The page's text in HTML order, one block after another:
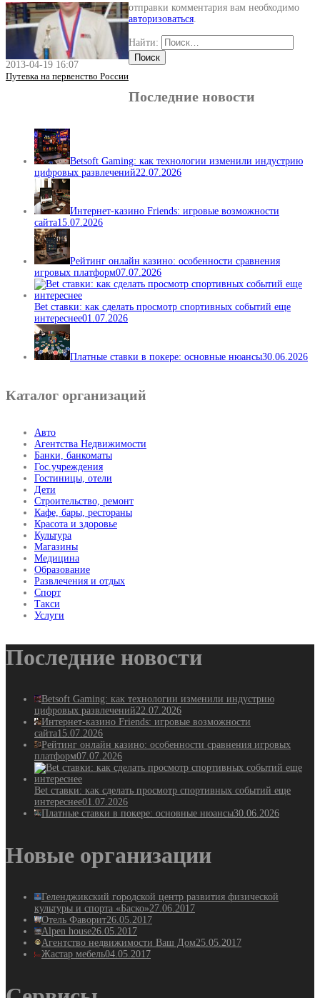
2013-04-19 16:07
Путевка на первенство России
отправки комментария вам необходимо
авторизоваться
Найти:
Последние новости
Betsoft Gaming: как технологии изменили индустрию
цифровых развлечений22.07.2026
Интернет-казино Friends: игровые возможности
сайта15.07.2026
Рейтинг онлайн казино: особенности сравнения
игровых платформ07.07.2026
Bet ставки: как сделать просмотр спортивных событий еще
интереснее01.07.2026
Платные ставки в покере: основные нюансы30.06.2026
Каталог организаций
Авто
Агентства Недвижимости
Банки, банкоматы
Гос.учреждения
Гостиницы, отели
Дети
Строительство, ремонт
Кафе, бары, рестораны
Красота и здоровье
Культура
Магазины
Медицина
Образование
Развлечения и отдых
Спорт
Такси
Услуги
Последние новости
Betsoft Gaming: как технологии изменили индустрию
цифровых развлечений22.07.2026
Интернет-казино Friends: игровые возможности
сайта15.07.2026
Рейтинг онлайн казино: особенности сравнения игровых
платформ07.07.2026
Bet ставки: как сделать просмотр спортивных событий еще
интереснее01.07.2026
Платные ставки в покере: основные нюансы30.06.2026
Новые организации
Геленджикский городской центр развития физической
культуры и спорта «Баско»27.06.2017
Отель Фаворит26.05.2017
Alpen house26.05.2017
Агентство недвижимости Ваш Дом25.05.2017
Жастар мебель04.05.2017